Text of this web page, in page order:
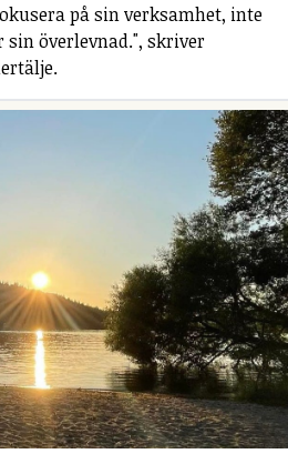
på sin verksamhet, inte
överlevnad.", skriver